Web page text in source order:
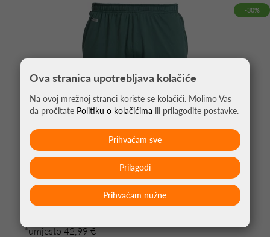
-30%
*umjesto 42,99 €
Ova stranica upotrebljava kolačiće
Na ovoj mrežnoj stranci koriste se kolačići. Molimo Vas
da pročitate Politiku o kolačićima ili prilagodite postavke.
Prihvaćam nužne
Prilagodi
Prihvaćam sve